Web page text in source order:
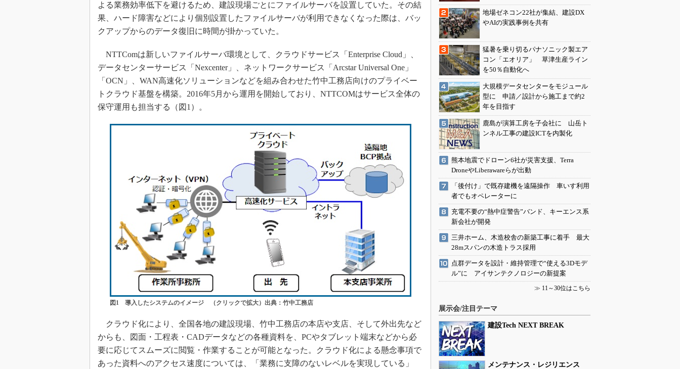
よる業務効率低下を避けるため、建設現場ごとにファイルサーバを設置していた。その結
果、ハード障害などにより個別設置したファイルサーバが利用できなくなった際は、バッ
クアップからのデータ復旧に時間が掛かっていた。
NTTComは新しいファイルサーバ環境として、クラウドサービス「Enterprise Cloud」、
データセンターサービス「Nexcenter」、ネットワークサービス「Arcstar Universal One」
「OCN」、WAN高速化ソリューションなどを組み合わせた竹中工務店向けのプライベー
トクラウド基盤を構築。2016年5月から運用を開始しており、NTTCOMはサービス全体の
保守運用も担当する（図1）。
図1 導入したシステムのイメージ （クリックで拡大）出典：竹中工務店
クラウド化により、全国各地の建設現場、竹中工務店の本店や支店、そして外出先など
からも、図面・工程表・CADデータなどの各種資料を、PCやタブレット端末などから必
要に応じてスムーズに閲覧・作業することが可能となった。クラウド化による懸念事項で
あった資料へのアクセス速度については、「業務に支障のないレベルを実現している」
地場ゼネコン22社が集結、建設DX
やAIの実践事例を共有
猛暑を乗り切るパナソニック製エア
コン「エオリア」 草津生産ライン
を50％自動化へ
大規模データセンターをモジュール
型に 申請／設計から施工まで約2
年を目指す
鹿島が演算工房を子会社に 山岳ト
ンネル工事の建設ICTを内製化
熊本地震でドローン6社が災害支援、Terra
DroneやLiberawareらが出動
「後付け」で既存建機を遠隔操作 車いす利用
者でもオペレーターに
充電不要の“熱中症警告”バンド、キーエンス系
新会社が開発
三井ホーム、木造校舎の新築工事に着手 最大
28mスパンの木造トラス採用
点群データを設計・維持管理で“使える3Dモデ
ル”に アイサンテクノロジーの新提案
≫ 11～30位はこちら
展示会/注目テーマ
建設Tech NEXT BREAK
メンテナンス・レジリエンス